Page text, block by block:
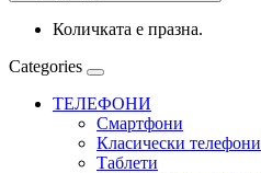
Количката е празна.
Categories
ТЕЛЕФОНИ
Смартфони
Класически телефони
Таблети